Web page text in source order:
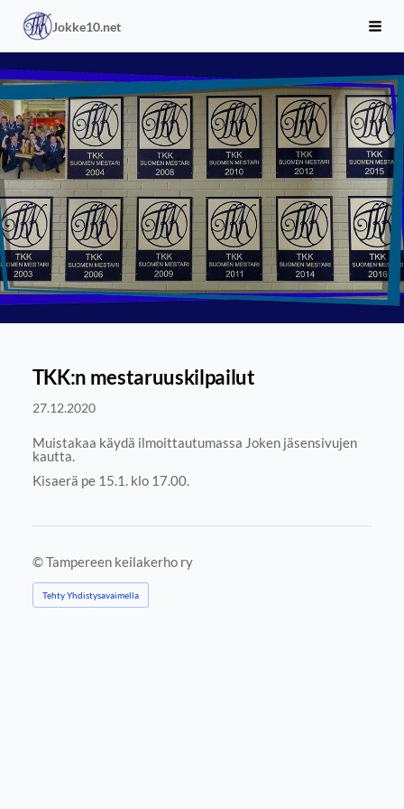
Siirry
sivun
sisältöön
Jokke10.net
TKK:n mestaruuskilpailut
27.12.2020
Muistakaa käydä ilmoittautumassa Joken jäsensivujen
kautta.
Kisaerä pe 15.1. klo 17.00.
©Tampereen keilakerho ry
Tehty Yhdistysavaimella